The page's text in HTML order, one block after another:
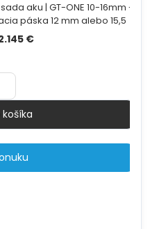
aku | GT-ONE 10-16mm -
páska 12 mm alebo 15,5
2000m
€Aktuálna